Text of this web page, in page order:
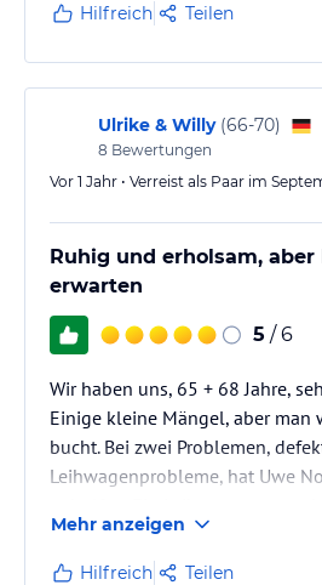
Hilfreich Teilen
Ulrike & Willy (66-70)
8 Bewertungen
Vor 1 Jahr • Verreist als Paar im
Ruhig und erholsam, aber
erwarten
5 / 6
Wir haben uns, 65 + 68 Jahre,
Einige kleine Mängel, aber man
bucht. Bei zwei Problemen,
Leihwagenprobleme, hat Uwe
ungemein, mit den extrem
Strassen- und
Mehr anzeigen
Hilfreich Teilen